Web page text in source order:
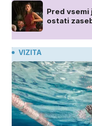
Pred vsemi
ostati
VIZITA